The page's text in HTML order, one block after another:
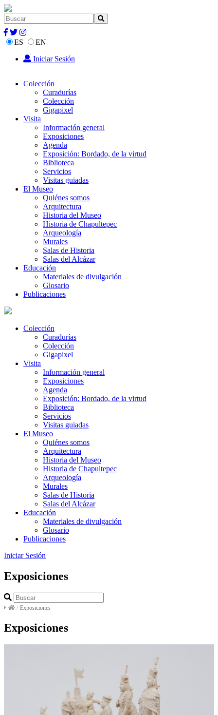
ES
EN
Iniciar Sesión
Colección
Curadurías
Colección
Gigapixel
Visita
Información general
Exposiciones
Agenda
Exposición: Bordado, de la virtud
Biblioteca
Servicios
Visitas guiadas
El Museo
Quiénes somos
Arquitectura
Historia del Museo
Historia de Chapultepec
Arqueología
Murales
Salas de Historia
Salas del Alcázar
Educación
Materiales de divulgación
Glosario
Publicaciones
Colección
Curadurías
Colección
Gigapixel
Visita
Información general
Exposiciones
Agenda
Exposición: Bordado, de la virtud
Biblioteca
Servicios
Visitas guiadas
El Museo
Quiénes somos
Arquitectura
Historia del Museo
Historia de Chapultepec
Arqueología
Murales
Salas de Historia
Salas del Alcázar
Educación
Materiales de divulgación
Glosario
Publicaciones
Iniciar Sesión
Exposiciones
/ Exposiciones
Exposiciones